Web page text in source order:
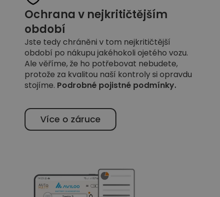
Ochrana v nejkritičtějším
období
Jste tedy chráněni v tom nejkritičtější
období po nákupu jakéhokoli ojetého vozu.
Ale věříme, že ho potřebovat nebudete,
protože za kvalitou naší kontroly si opravdu
stojíme. Podrobné pojistné podmínky.
Více o záruce